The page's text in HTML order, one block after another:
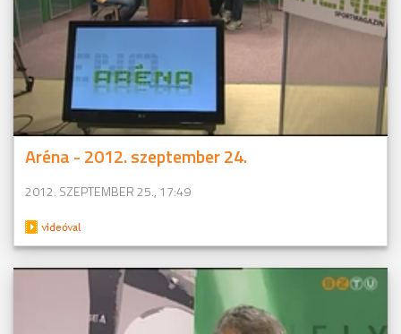
Aréna - 2012. szeptember 24.
2012. SZEPTEMBER 25., 17:49